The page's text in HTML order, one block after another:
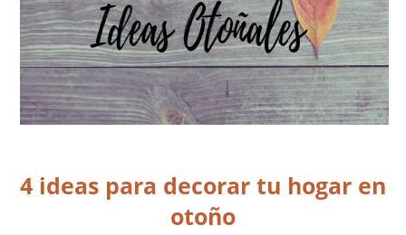
4 ideas para decorar tu hogar en
otoño